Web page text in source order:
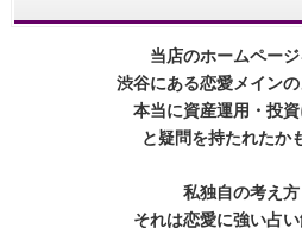
当店のホームペー
渋谷にある恋愛メイン
本当に資産運用・投
と疑問を持たれたか
私独自の考え
それは恋愛に強い占